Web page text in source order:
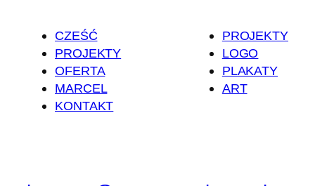
CZEŚĆ
PROJEKTY
OFERTA
MARCEL
KONTAKT
PROJEKTY
LOGO
PLAKATY
ART